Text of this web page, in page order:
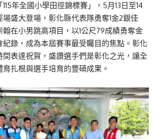
年全國小學田徑錦標賽」，5月13日至14
場盛大登場，彰化縣代表隊勇奪1金2銀佳
在小男跳高項目，以1公尺79成績勇奪金
紀錄，成為本屆賽事最受矚目的焦點。彰化
間表達祝賀，盛讚選手們是彰化之光，讓全
扎根與選手培育的豐碩成果。